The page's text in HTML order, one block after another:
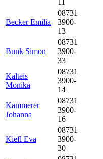
Becker Emilia
08731
3900-
13
Bunk Simon
08731
3900-
33
Kalteis
Monika
08731
3900-
14
Kammerer
Johanna
08731
3900-
16
Kiefl Eva
08731
3900-
30